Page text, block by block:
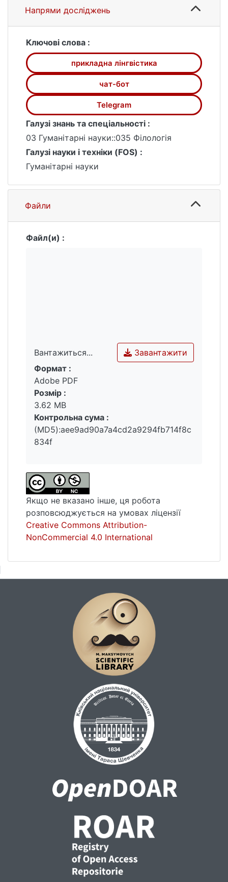
системи.
Мета роботи - створити чат-бот у
функцію ідентифікації репресованої
лексики української мови.
Напрями досліджень
Ключові слова :
прикладна лінгвістика
чат-бот
Telegram
Галузі знань та спеціальності :
03 Гуманітарні науки::035 Філологія
Галузі науки і техніки (FOS) :
Гуманітарні науки
Файли
Файл(и) :
Вантажиться...
Вантажиться...
Завантажити
Формат :
Adobe PDF
Розмір :
3.62 MB
Контрольна сума :
(MD5):aee9ad90a7a4cd2a9294fb714f8c
834f
Якщо не вказано інше, ця робота
розповсюджується на умовах ліцензії
Creative Commons Attribution-
NonCommercial 4.0 International